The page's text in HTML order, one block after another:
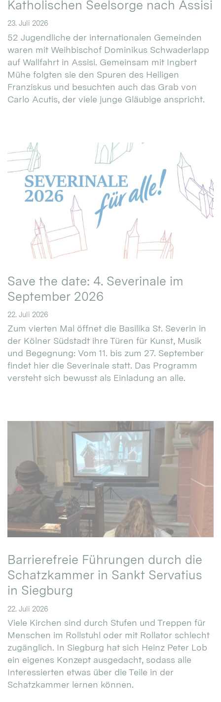
Katholischen Seelsorge nach Assisi
23. Juli 2026
52 Jugendliche der internationalen Gemeinden
waren mit Weihbischof Dominikus Schwaderlapp
auf Wallfahrt in Assisi. Gemeinsam mit Ingbert
Mühe folgten sie den Spuren des Heiligen
Franziskus und besuchten auch das Grab von
Carlo Acutis, der viele junge Gläubige anspricht.
Save the date: 4. Severinale im
September 2026
22. Juli 2026
Zum vierten Mal öffnet die Basilika St. Severin in
der Kölner Südstadt ihre Türen für Kunst, Musik
und Begegnung: Vom 11. bis zum 27. September
findet hier die Severinale statt. Das Programm
versteht sich bewusst als Einladung an alle.
Barrierefreie Führungen durch die
Schatzkammer in Sankt Servatius
in Siegburg
22. Juli 2026
Viele Kirchen sind durch Stufen und Treppen für
Menschen im Rollstuhl oder mit Rollator schlecht
zugänglich. In Siegburg hat sich Heinz Peter Lob
ein eigenes Konzept ausgedacht, sodass alle
Interessierten etwas über die Teile in der
Schatzkammer lernen können.